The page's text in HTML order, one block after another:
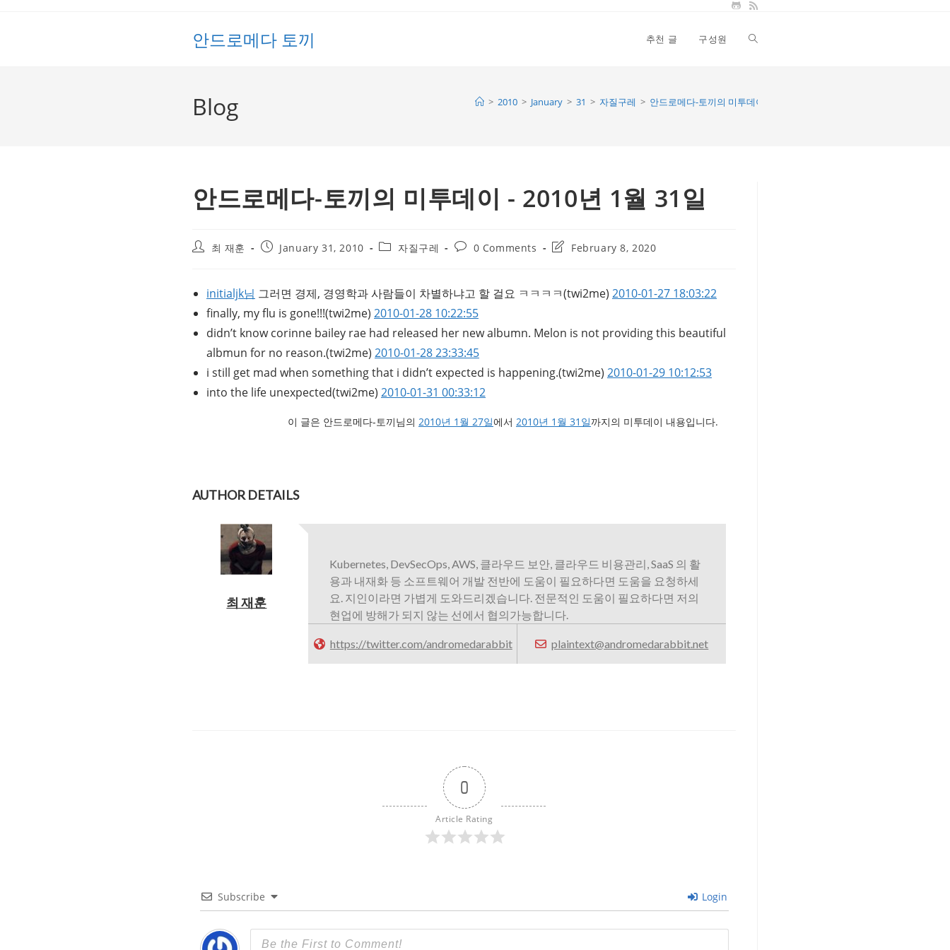
안드로메다 토끼 추천 글 구성원 Toggle
Blog > 2010 > January > 31 > 자질구레 > 안드로메다-토끼의 미투데이 - 2010년 1월 31일
안드로메다-토끼의 미투데이 - 2010년 1월 31일
Post최 재훈
PostJanuary 31, 2010
Post자질구레
Post0 Comments
PostFebruary 8, 2020
initialjk님 그러면 경제, 경영학과 사람들이 차별하냐고 할 걸요 ㅋㅋㅋㅋ(twi2me) 2010-01-27 18:03:22
finally, my flu is gone!!!(twi2me) 2010-01-28 10:22:55
didn’t know corinne bailey rae had released her new albumn. Melon is not providing this beautiful
albmun for no reason.(twi2me) 2010-01-28 23:33:45
i still get mad when something that i didn’t expected is happening.(twi2me) 2010-01-29 10:12:53
into the life unexpected(twi2me) 2010-01-31 00:33:12
이 글은 안드로메다-토끼님의 2010년 1월 27일에서 2010년 1월 31일까지의 미투데이 내용입니다.
AUTHOR DETAILS
최 재훈
Kubernetes, DevSecOps, AWS, 클라우드 보안, 클라우드 비용관리, SaaS 의 활
용과 내재화 등 소프트웨어 개발 전반에 도움이 필요하다면 도움을 요청하세
요. 지인이라면 가볍게 도와드리겠습니다. 전문적인 도움이 필요하다면 저의
현업에 방해가 되지 않는 선에서 협의가능합니다.
https://twitter.com/andromedarabbit plaintext@andromedarabbit.net
0
Article Rating
Subscribe Login